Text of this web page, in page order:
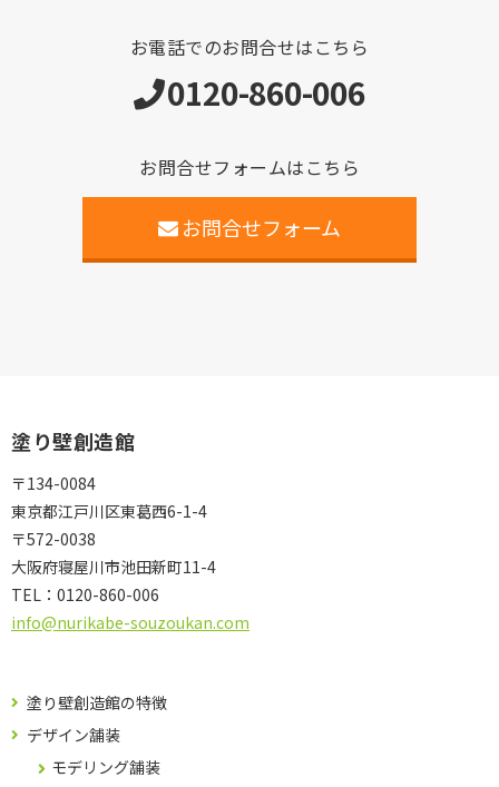
お電話でのお問合せはこちら
0120-860-006
お問合せフォームはこちら
お問合せフォーム
塗り壁創造館
〒134-0084
東京都江戸川区東葛西6-1-4
〒572-0038
大阪府寝屋川市池田新町11-4
TEL： 0120-860-006
info@nurikabe-souzoukan.com
塗り壁創造館の特徴
デザイン舗装
モデリング舗装